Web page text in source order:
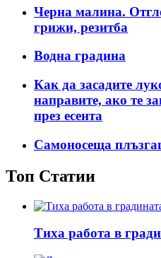
Черна малина.
грижи, резитба
Водна градина
Как да засадите
направите, ако те
през есента
Самоносеща
Топ Статии
Тиха работа в